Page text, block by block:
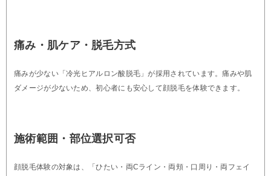
痛み・肌ケア・脱毛方式
痛みが少ない「冷光ヒアルロン酸脱毛」が採用されています。痛みや肌
ダメージが少ないため、初心者にも安心して顔脱毛を体験できます。
施術範囲・部位選択可否
顔脱毛体験の対象は、「ひたい・両Cライン・両頬・口周り・両フェイ